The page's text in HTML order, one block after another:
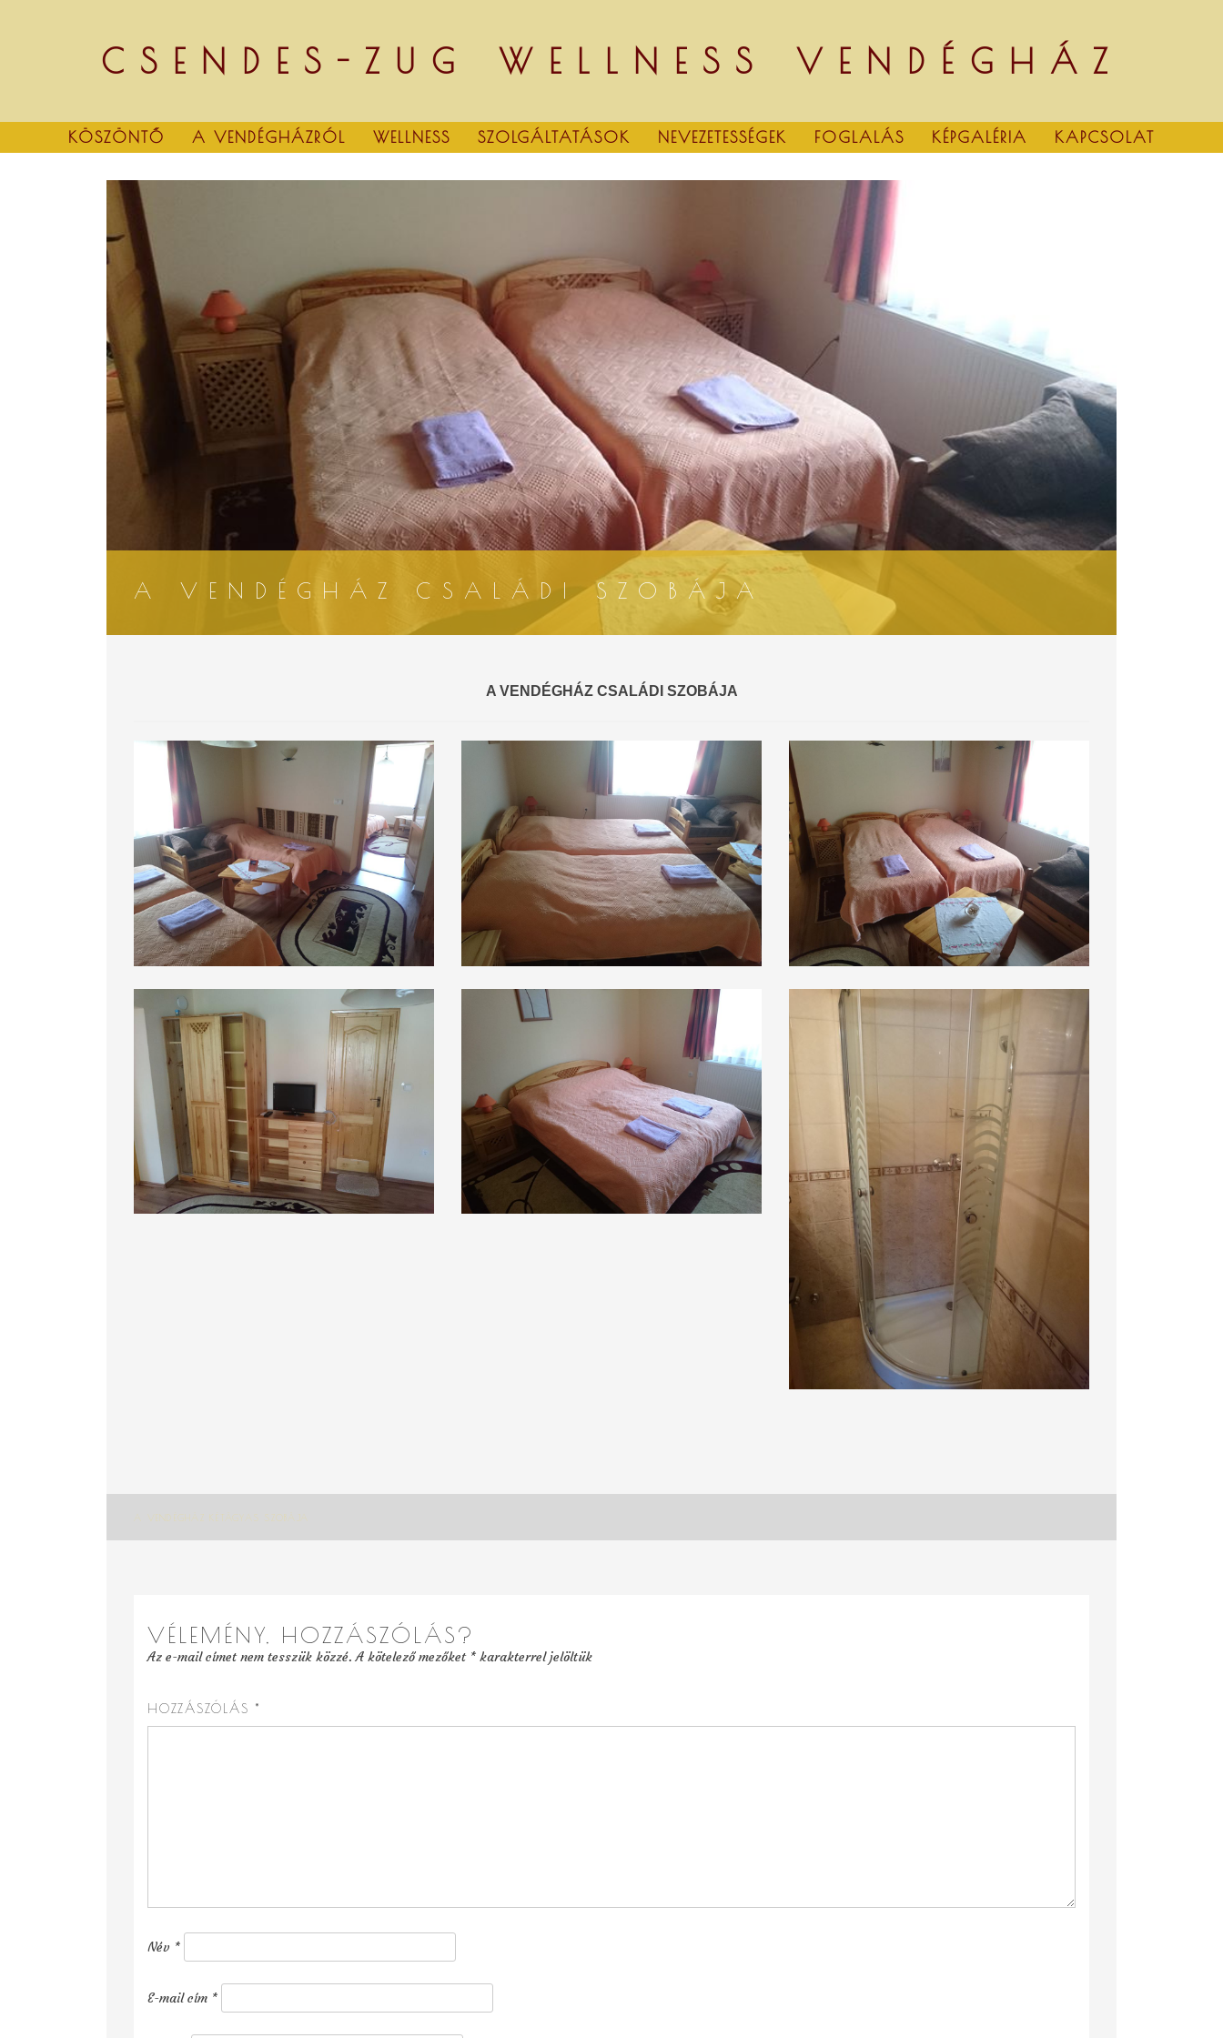
CSENDES-ZUG WELLNESS VENDÉGHÁZ
KÖSZÖNTŐ A VENDÉGHÁZRÓL WELLNESS SZOLGÁLTATÁSOK NEVEZETESSÉGEK FOGLALÁS KÉPGALÉRIA KAPCSOLAT
A VENDÉGHÁZ CSALÁDI SZOBÁJA
A VENDÉGHÁZ CSALÁDI SZOBÁJA
Bejegyzés
A VENDÉGHÁZ KÉTÁGYAS SZOBÁJA
VÉLEMÉNY, HOZZÁSZÓLÁS?
Az e-mail címet nem tesszük közzé. A kötelező mezőket * karakterrel jelöltük
HOZZÁSZÓLÁS *
Név *
E-mail cím *